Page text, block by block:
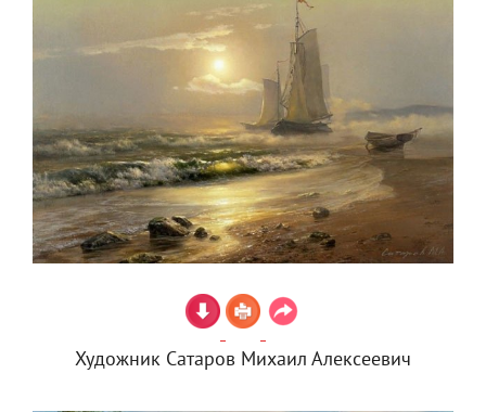
Художник Сатаров Михаил Алексеевич